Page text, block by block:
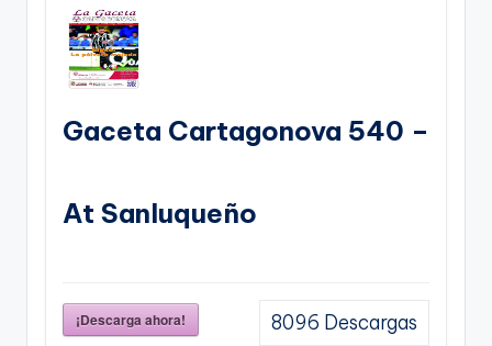
Gaceta Cartagonova 540 –
At Sanluqueño
¡Descarga ahora! 8096 Descargas